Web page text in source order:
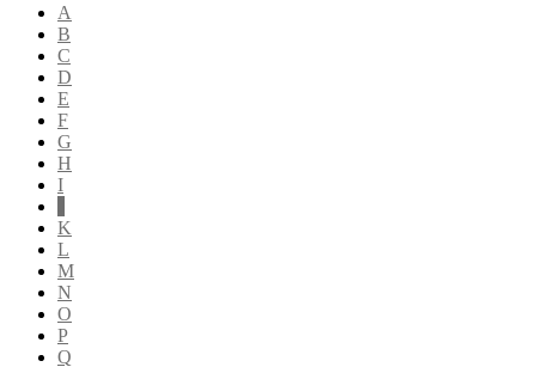
A
B
C
D
E
F
G
H
I
K
L
M
N
O
P
Q